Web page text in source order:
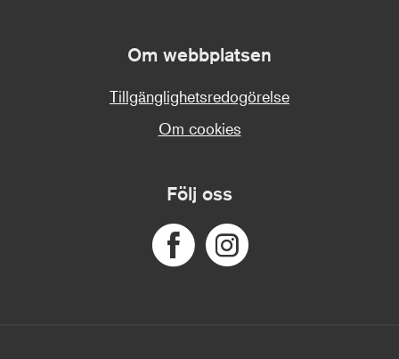
Om webbplatsen
Tillgänglighetsredogörelse
Om cookies
Följ oss